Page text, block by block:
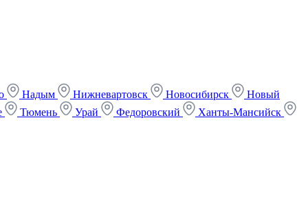
Надым Нижневартовск Новосибирск
Новый
Тюмень Урай Федоровский Ханты-Мансийск